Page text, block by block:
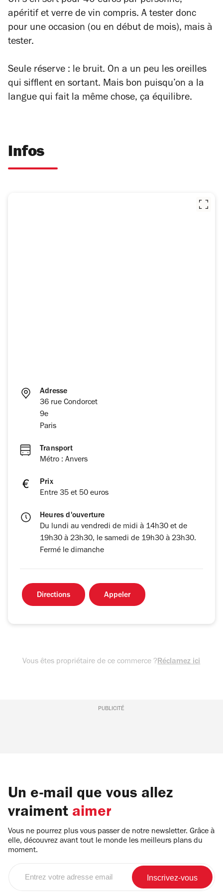
apéritif et verre de vin compris. A tester donc
pour une occasion (ou en début de mois), mais à
tester.
Seule réserve : le bruit. On a un peu les oreilles
qui sifflent en sortant. Mais bon puisqu’on a la
langue qui fait la même chose, ça équilibre.
Infos
Adresse
36 rue Condorcet
9e
Paris
Transport
Métro : Anvers
Prix
Entre 35 et 50 euros
Heures d'ouverture
Du lundi au vendredi de midi à 14h30 et de
19h30 à 23h30, le samedi de 19h30 à 23h30.
Fermé le dimanche
Directions Appeler
Vous êtes propriétaire de ce commerce ?Réclamez ici
PUBLICITÉ
Un e-mail que vous allez
vraiment aimer
Vous ne pourrez plus vous passer de notre newsletter. Grâce à
elle, découvrez avant tout le monde les meilleurs plans du
moment.